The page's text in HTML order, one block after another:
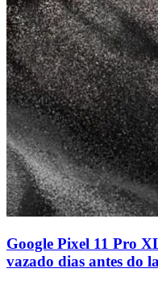
Google Pixel 11 Pro
vazado dias antes do